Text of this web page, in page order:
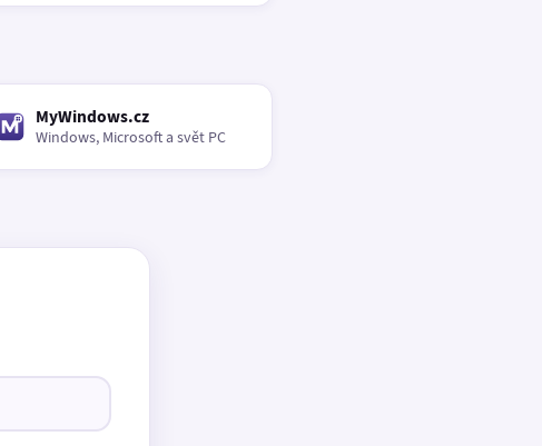
MyWindows.cz
Windows, Microsoft a svět PC